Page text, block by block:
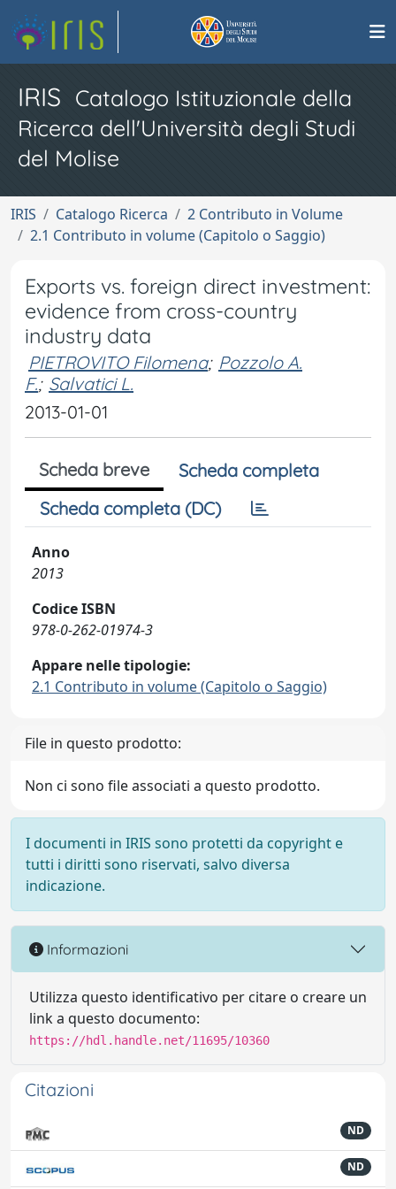
IRIS Catalogo Istituzionale della
Ricerca dell'Università degli Studi
del Molise
IRIS Catalogo Ricerca
2 Contributo in Volume
2.1 Contributo in volume (Capitolo o Saggio)
Exports vs. foreign direct investment:
evidence from cross-country
industry data
PIETROVITO Filomena; Pozzolo A.
F.; Salvatici L.
2013-01-01
Scheda breve
Scheda completa
Scheda completa (DC)
Anno
2013
Codice ISBN
978-0-262-01974-3
Appare nelle tipologie:
2.1 Contributo in volume (Capitolo o Saggio)
File in questo prodotto:
Non ci sono file associati a questo prodotto.
I documenti in IRIS sono protetti da copyright e
tutti i diritti sono riservati, salvo diversa
indicazione.
Informazioni
Utilizza questo identificativo per citare o creare un
link a questo documento:
https://hdl.handle.net/11695/10360
Citazioni
ND
ND